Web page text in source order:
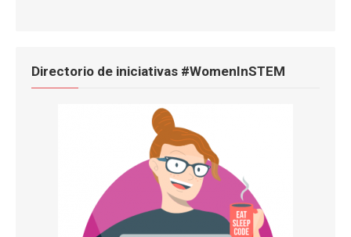
Directorio de iniciativas #WomenInSTEM